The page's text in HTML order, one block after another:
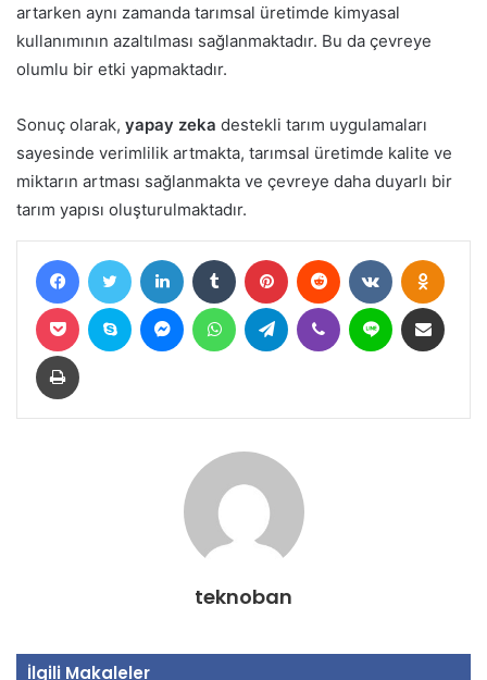
artarken aynı zamanda tarımsal üretimde kimyasal
kullanımının azaltılması sağlanmaktadır. Bu da çevreye
olumlu bir etki yapmaktadır.
Sonuç olarak, yapay zeka destekli tarım uygulamaları
sayesinde verimlilik artmakta, tarımsal üretimde kalite ve
miktarın artması sağlanmakta ve çevreye daha duyarlı bir
tarım yapısı oluşturulmaktadır.
FacebookTwitter LinkedIn Tumblr Pinterest Reddit VKontakte
Pocket Skype MessengerWhatsAppTelegram Viber Line
Yazdır
teknoban
İlgili Makaleler